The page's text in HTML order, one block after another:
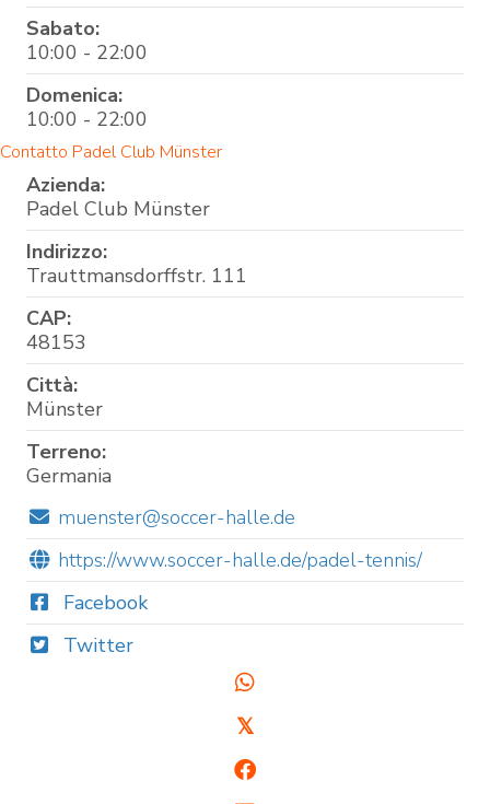
Sabato:
10:00 - 22:00
Domenica:
10:00 - 22:00
Contatto Padel Club Münster
Azienda:
Padel Club Münster
Indirizzo:
Trauttmansdorffstr. 111
CAP:
48153
Città:
Münster
Terreno:
Germania
muenster@soccer-halle.de
https://www.soccer-halle.de/padel-tennis/
Facebook
Twitter
𝕏